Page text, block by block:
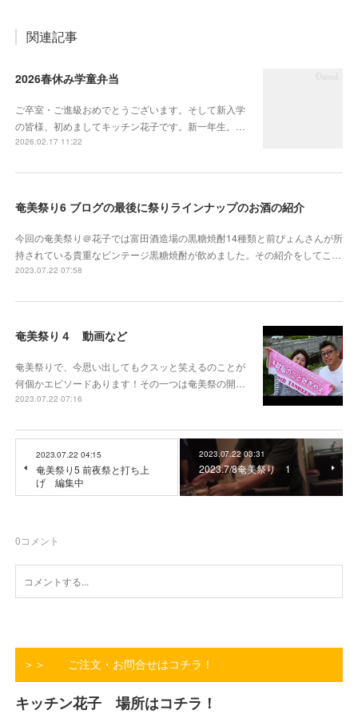
関連記事
2026春休み学童弁当
ご卒室・ご進級おめでとうございます。そして新入学
の皆様、初めましてキッチン花子です。新一年生。…
2026.02.17 11:22
奄美祭り6 ブログの最後に祭りラインナップのお酒の紹介
今回の奄美祭り＠花子では富田酒造場の黒糖焼酎14種類と前ぴょんさんが所
持されている貴重なビンテージ黒糖焼酎が飲めました。その紹介をしてこ…
2023.07.22 07:58
奄美祭り４ 動画など
奄美祭りで、今思い出してもクスッと笑えるのことが
何個かエピソードあります！その一つは奄美祭の開…
2023.07.22 07:16
2023.07.22 04:15
奄美祭り5 前夜祭と打ち上
げ 編集中
2023.07.22 03:31
2023.7/8奄美祭り 1
0コメント
＞＞ ご注文・お問合せはコチラ！
キッチン花子 場所はコチラ！